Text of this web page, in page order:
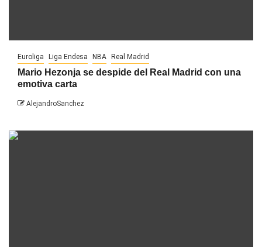
Euroliga Liga Endesa NBA Real Madrid
Mario Hezonja se despide del Real Madrid con una
emotiva carta
AlejandroSanchez